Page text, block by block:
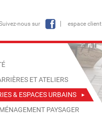
espace client
nous sur
ET ATELIERS
& ESPACES URBAINS
PAYSAGER